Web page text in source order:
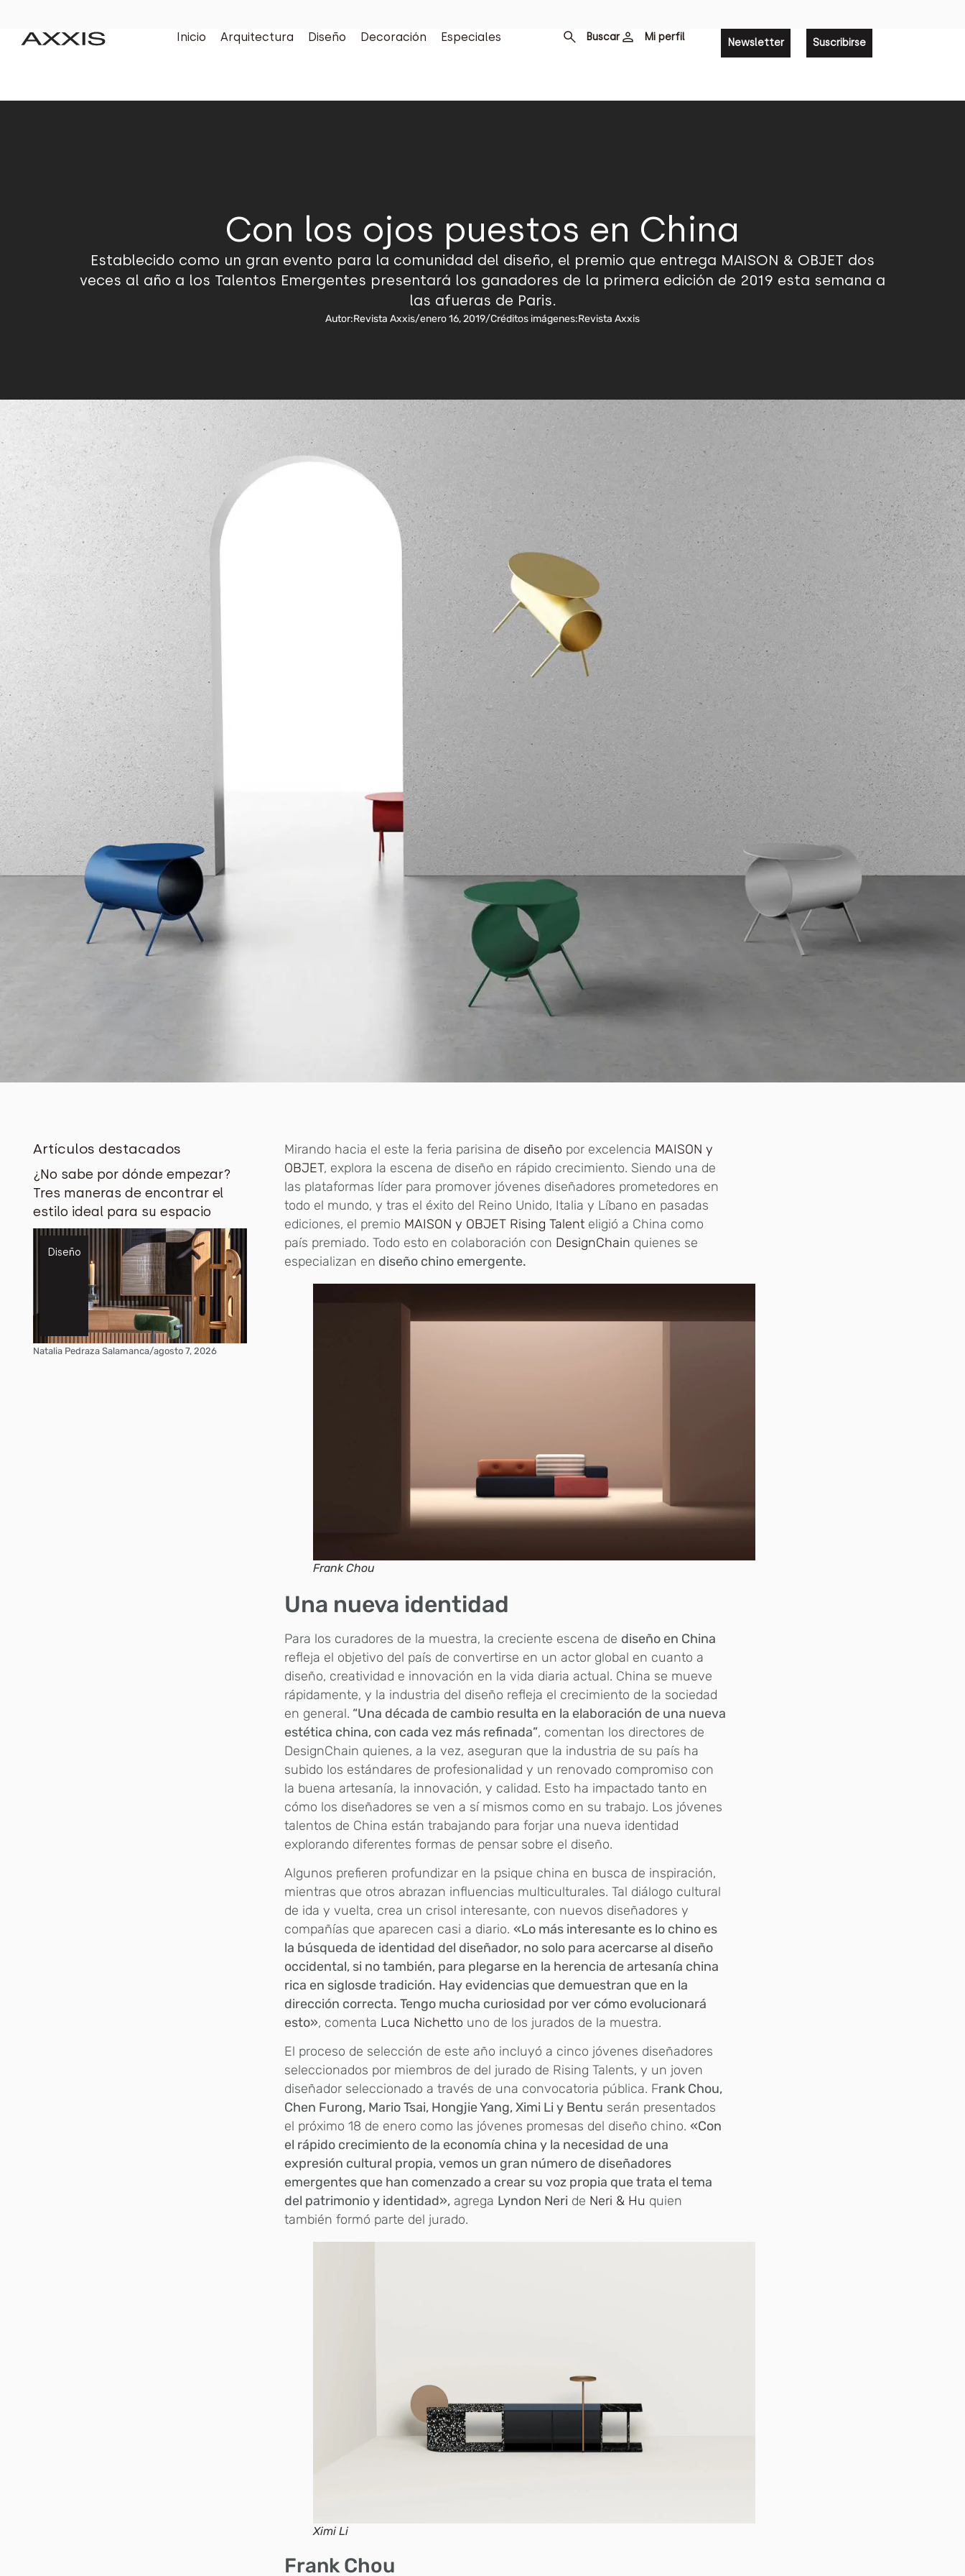
Inicio Arquitectura Diseño Decoración Especiales Buscar Mi perfil Newsletter Suscribirse
Con los ojos puestos en China
Establecido como un gran evento para la comunidad del diseño, el premio que entrega MAISON & OBJET dos
veces al año a los Talentos Emergentes presentará los ganadores de la primera edición de 2019 esta semana a
las afueras de Paris.
Autor:Revista Axxis/enero 16, 2019/Créditos imágenes:Revista Axxis
Artículos destacados
¿No sabe por dónde empezar?
Tres maneras de encontrar el
estilo ideal para su espacio
Diseño
Natalia Pedraza Salamanca/agosto 7, 2026
Mirando hacia el este la feria parisina de diseño por excelencia MAISON y
OBJET, explora la escena de diseño en rápido crecimiento. Siendo una de
las plataformas líder para promover jóvenes diseñadores prometedores en
todo el mundo, y tras el éxito del Reino Unido, Italia y Líbano en pasadas
ediciones, el premio MAISON y OBJET Rising Talent eligió a China como
país premiado. Todo esto en colaboración con DesignChain quienes se
especializan en diseño chino emergente.
Frank Chou
Una nueva identidad
Para los curadores de la muestra, la creciente escena de diseño en China
refleja el objetivo del país de convertirse en un actor global en cuanto a
diseño, creatividad e innovación en la vida diaria actual. China se mueve
rápidamente, y la industria del diseño refleja el crecimiento de la sociedad
en general. “Una década de cambio resulta en la elaboración de una nueva
estética china, con cada vez más refinada”, comentan los directores de
DesignChain quienes, a la vez, aseguran que la industria de su país ha
subido los estándares de profesionalidad y un renovado compromiso con
la buena artesanía, la innovación, y calidad. Esto ha impactado tanto en
cómo los diseñadores se ven a sí mismos como en su trabajo. Los jóvenes
talentos de China están trabajando para forjar una nueva identidad
explorando diferentes formas de pensar sobre el diseño.
Algunos prefieren profundizar en la psique china en busca de inspiración,
mientras que otros abrazan influencias multiculturales. Tal diálogo cultural
de ida y vuelta, crea un crisol interesante, con nuevos diseñadores y
compañías que aparecen casi a diario.«Lo más interesante es lo chino es
la búsqueda de identidad del diseñador, no solo para acercarse al diseño
occidental, si no también, para plegarse en la herencia de artesanía china
rica en siglosde tradición. Hay evidencias que demuestran que en la
dirección correcta. Tengo mucha curiosidad por ver cómo evolucionará
esto», comenta Luca Nichetto uno de los jurados de la muestra.
El proceso de selección de este año incluyó a cinco jóvenes diseñadores
seleccionados por miembros de del jurado de Rising Talents, y un joven
diseñador seleccionado a través de una convocatoria pública. Frank Chou,
Chen Furong, Mario Tsai, Hongjie Yang, Ximi Li y Bentu serán presentados
el próximo 18 de enero como las jóvenes promesas del diseño chino.«Con
el rápido crecimiento de la economía china y la necesidad de una
expresión cultural propia, vemos un gran número de diseñadores
emergentes que han comenzado a crear su voz propia que trata el tema
del patrimonio y identidad», agrega Lyndon Neri de Neri & Hu quien
también formó parte del jurado.
Ximi Li
Frank Chou